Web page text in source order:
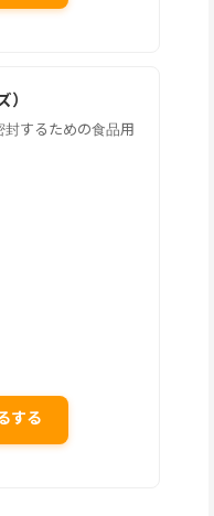
するための食品用
する